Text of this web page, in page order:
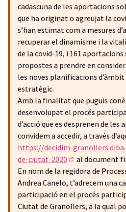
cadascuna de les aportacions
que ha originat o agreujat la
s’han estimat com a mesures
recuperar el dinamisme i la
de la covid-19, i 161 aportacions
propostes a prendre en
les noves planificacions
estratègic.
Amb la finalitat que puguis
desenvolupat el procés
d’acció que es desprenen de
convidem a accedir, a través
https://decidim-
de-ciutat-2020
(Enllaç extern)
al document
En nom de la regidora de
Andrea Canelo, t’adrecem una
participació en el procés
Ciutat de Granollers, a la qual